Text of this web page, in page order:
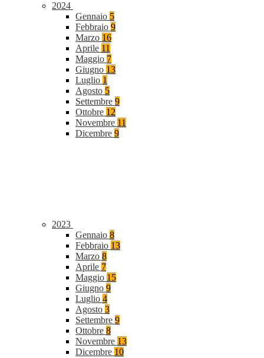
2024
Gennaio 5
Febbraio 9
Marzo 16
Aprile 11
Maggio 7
Giugno 13
Luglio 1
Agosto 5
Settembre 9
Ottobre 12
Novembre 11
Dicembre 9
2023
Gennaio 8
Febbraio 13
Marzo 8
Aprile 7
Maggio 15
Giugno 9
Luglio 4
Agosto 3
Settembre 9
Ottobre 8
Novembre 13
Dicembre 10